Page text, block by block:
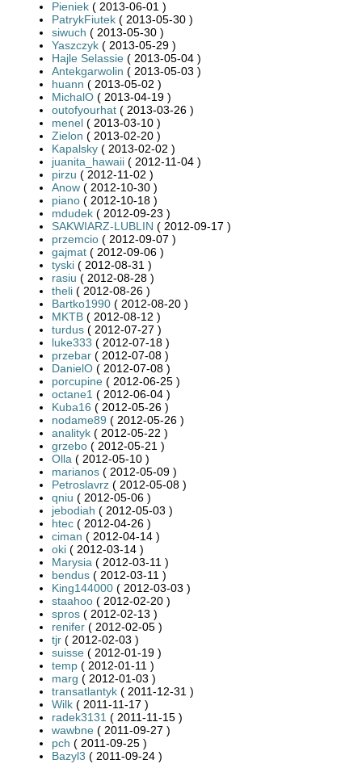
Pieniek ( 2013-06-01 )
PatrykFiutek ( 2013-05-30 )
siwuch ( 2013-05-30 )
Yaszczyk ( 2013-05-29 )
Hajle Selassie ( 2013-05-04 )
Antekgarwolin ( 2013-05-03 )
huann ( 2013-05-02 )
MichalO ( 2013-04-19 )
outofyourhat ( 2013-03-26 )
menel ( 2013-03-10 )
Zielon ( 2013-02-20 )
Kapalsky ( 2013-02-02 )
juanita_hawaii ( 2012-11-04 )
pirzu ( 2012-11-02 )
Anow ( 2012-10-30 )
piano ( 2012-10-18 )
mdudek ( 2012-09-23 )
SAKWIARZ-LUBLIN ( 2012-09-17 )
przemcio ( 2012-09-07 )
gajmat ( 2012-09-06 )
tyski ( 2012-08-31 )
rasiu ( 2012-08-28 )
theli ( 2012-08-26 )
Bartko1990 ( 2012-08-20 )
MKTB ( 2012-08-12 )
turdus ( 2012-07-27 )
luke333 ( 2012-07-18 )
przebar ( 2012-07-08 )
DanielO ( 2012-07-08 )
porcupine ( 2012-06-25 )
octane1 ( 2012-06-04 )
Kuba16 ( 2012-05-26 )
nodame89 ( 2012-05-26 )
analityk ( 2012-05-22 )
grzebo ( 2012-05-21 )
Olla ( 2012-05-10 )
marianos ( 2012-05-09 )
Petroslavrz ( 2012-05-08 )
qniu ( 2012-05-06 )
jebodiah ( 2012-05-03 )
htec ( 2012-04-26 )
ciman ( 2012-04-14 )
oki ( 2012-03-14 )
Marysia ( 2012-03-11 )
bendus ( 2012-03-11 )
King144000 ( 2012-03-03 )
staahoo ( 2012-02-20 )
spros ( 2012-02-13 )
renifer ( 2012-02-05 )
tjr ( 2012-02-03 )
suisse ( 2012-01-19 )
temp ( 2012-01-11 )
marg ( 2012-01-03 )
transatlantyk ( 2011-12-31 )
Wilk ( 2011-11-17 )
radek3131 ( 2011-11-15 )
wawbne ( 2011-09-27 )
pch ( 2011-09-25 )
Bazyl3 ( 2011-09-24 )